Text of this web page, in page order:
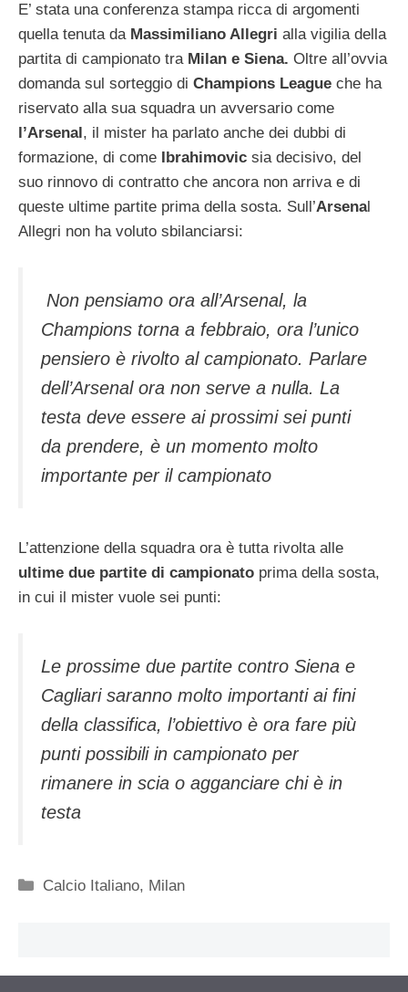
E’ stata una conferenza stampa ricca di argomenti
quella tenuta da Massimiliano Allegri alla vigilia della
partita di campionato tra Milan e Siena. Oltre all’ovvia
domanda sul sorteggio di Champions League che ha
riservato alla sua squadra un avversario come
l’Arsenal, il mister ha parlato anche dei dubbi di
formazione, di come Ibrahimovic sia decisivo, del
suo rinnovo di contratto che ancora non arriva e di
queste ultime partite prima della sosta. Sull’Arsenal
Allegri non ha voluto sbilanciarsi:
Non pensiamo ora all’Arsenal, la
Champions torna a febbraio, ora l’unico
pensiero è rivolto al campionato. Parlare
dell’Arsenal ora non serve a nulla. La
testa deve essere ai prossimi sei punti
da prendere, è un momento molto
importante per il campionato
L’attenzione della squadra ora è tutta rivolta alle
ultime due partite di campionato prima della sosta,
in cui il mister vuole sei punti:
Le prossime due partite contro Siena e
Cagliari saranno molto importanti ai fini
della classifica, l’obiettivo è ora fare più
punti possibili in campionato per
rimanere in scia o agganciare chi è in
testa
Categorie
Calcio Italiano, Milan